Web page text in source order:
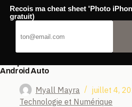
Passer
contenu
Agence Backwash
Android Auto
Myall Mayra
juillet 4,
Technologie et Numérique
Recois ma cheat sheet 'Photo
gratuit)